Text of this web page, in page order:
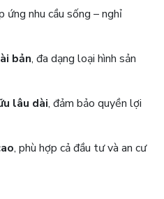
ứng nhu cầu sống – nghỉ
bản, đa dạng loại hình sản
lâu dài, đảm bảo quyền lợi
, phù hợp cả đầu tư và an cư